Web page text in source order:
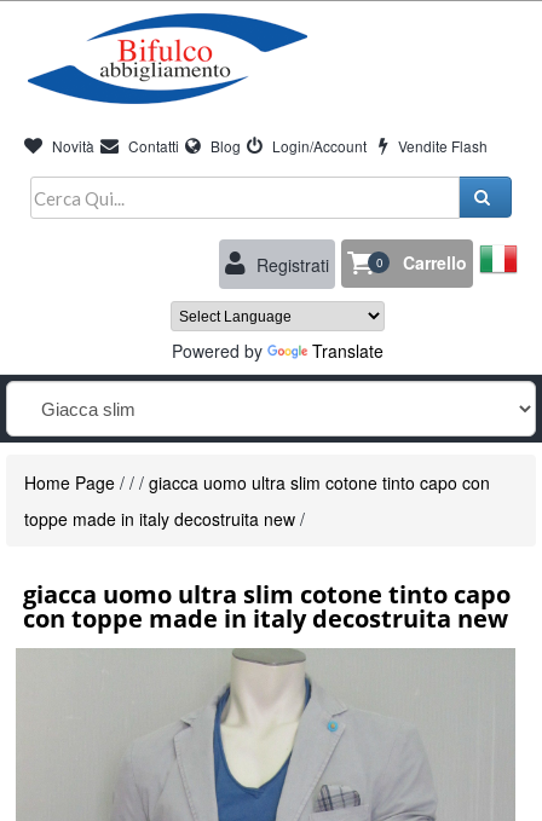
Novità Contatti Blog Login/Account Vendite Flash
Registrati 0 Carrello
Powered by Translate
Home Page / / / giacca uomo ultra slim cotone tinto capo con
toppe made in italy decostruita new /
giacca uomo ultra slim cotone tinto capo
con toppe made in italy decostruita new